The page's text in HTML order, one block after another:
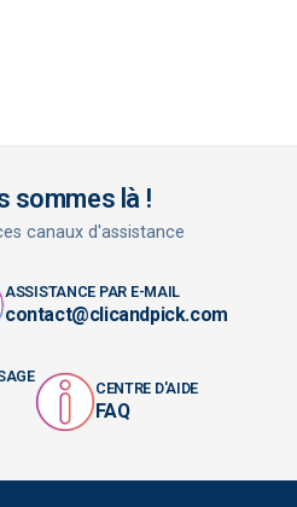
sommes là !
canaux d'assistance
ASSISTANCE PAR E-MAIL
contact@clicandpick.com
CENTRE D'AIDE
FAQ